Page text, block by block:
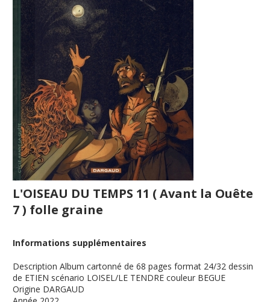
L'OISEAU DU TEMPS 11 ( Avant la Ouête
7 ) folle graine
Informations supplémentaires
Description Album cartonné de 68 pages format 24/32 dessin
de ETIEN scénario LOISEL/LE TENDRE couleur BEGUE
Origine DARGAUD